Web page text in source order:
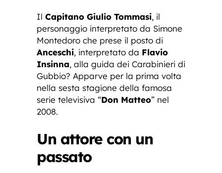
Il Capitano Giulio Tommasi, il
personaggio interpretato da Simone
Montedoro che prese il posto di
Anceschi, interpretato da Flavio
Insinna, alla guida dei Carabinieri di
Gubbio? Apparve per la prima volta
nella sesta stagione della famosa
serie televisiva “Don Matteo” nel
2008.
Un attore con un
passato